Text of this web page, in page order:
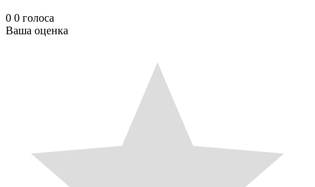
0 0 голоса
Ваша оценка